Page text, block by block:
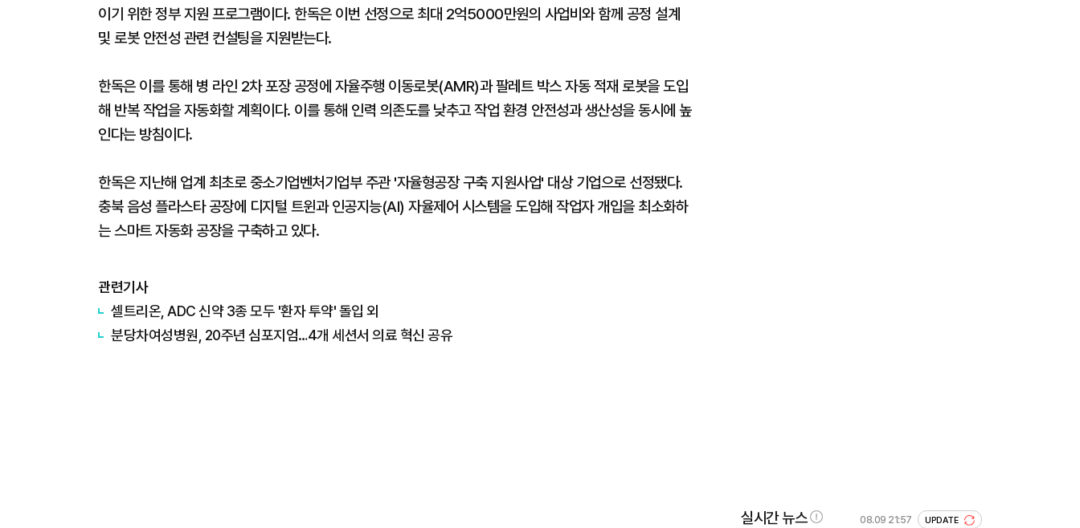
이기 위한 정부 지원 프로그램이다. 한독은 이번 선정으로 최대 2억5000만원의 사업비와 함께 공정 설계
및 로봇 안전성 관련 컨설팅을 지원받는다.
한독은 이를 통해 병 라인 2차 포장 공정에 자율주행 이동로봇(AMR)과 팔레트 박스 자동 적재 로봇을 도입
해 반복 작업을 자동화할 계획이다. 이를 통해 인력 의존도를 낮추고 작업 환경 안전성과 생산성을 동시에 높
인다는 방침이다.
한독은 지난해 업계 최초로 중소기업벤처기업부 주관 '자율형공장 구축 지원사업' 대상 기업으로 선정됐다.
충북 음성 플라스타 공장에 디지털 트윈과 인공지능(AI) 자율제어 시스템을 도입해 작업자 개입을 최소화하
는 스마트 자동화 공장을 구축하고 있다.
관련기사
셀트리온, ADC 신약 3종 모두 '환자 투약' 돌입 외
분당차여성병원, 20주년 심포지엄…4개 세션서 의료 혁신 공유
실시간 뉴스 08.09 21:57 UPDATE